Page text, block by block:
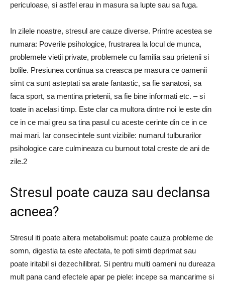
periculoase, si astfel erau in masura sa lupte sau sa fuga.
In zilele noastre, stresul are cauze diverse. Printre acestea se
numara: Poverile psihologice, frustrarea la locul de munca,
problemele vietii private, problemele cu familia sau prietenii si
bolile. Presiunea continua sa creasca pe masura ce oamenii
simt ca sunt asteptati sa arate fantastic, sa fie sanatosi, sa
faca sport, sa mentina prietenii, sa fie bine informati etc. – si
toate in acelasi timp. Este clar ca multora dintre noi le este din
ce in ce mai greu sa tina pasul cu aceste cerinte din ce in ce
mai mari. Iar consecintele sunt vizibile: numarul tulburarilor
psihologice care culmineaza cu burnout total creste de ani de
zile.2
Stresul poate cauza sau declansa
acneea?
Stresul iti poate altera metabolismul: poate cauza probleme de
somn, digestia ta este afectata, te poti simti deprimat sau
poate iritabil si dezechilibrat. Si pentru multi oameni nu dureaza
mult pana cand efectele apar pe piele: incepe sa mancarime si